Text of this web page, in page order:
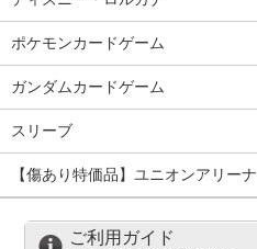
ポケモンカードゲーム
ガンダムカードゲーム
スリーブ
【傷あり特価品】ユニオンアリーナ
ご利用ガイド